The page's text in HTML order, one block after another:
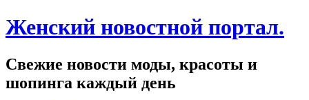
Женский новостной портал.
Свежие новости моды, красоты и
шопинга каждый день